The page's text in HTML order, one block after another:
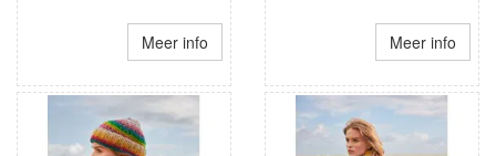
Meer info Meer info